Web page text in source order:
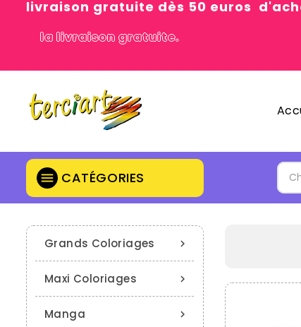
livraison gratuite dès 50 euros
la livraison gratuite.
CATÉGORIES


Grands Coloriages

Maxi Coloriages

Manga